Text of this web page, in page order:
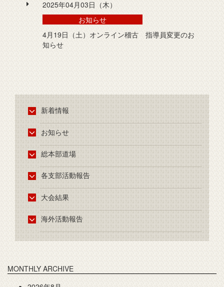
2025年04月03日（木）
お知らせ
4月19日（土）オンライン稽古 指導員変更のお
知らせ
新着情報
お知らせ
総本部道場
各支部活動報告
大会結果
海外活動報告
MONTHLY ARCHIVE